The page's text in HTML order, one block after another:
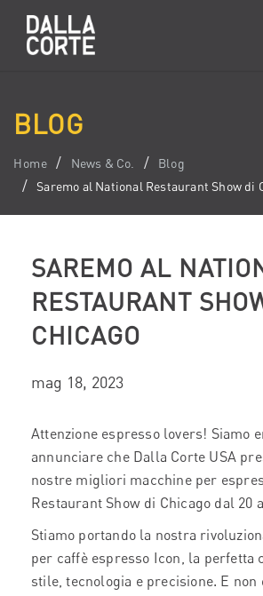
BLOG
Home News & Co.
Blog
Saremo al National Restaurant Show di
SAREMO AL
RESTAURANT
CHICAGO
mag 18, 2023
Attenzione espresso lovers! Siamo
annunciare che Dalla Corte USA
nostre migliori macchine per
Restaurant Show di Chicago dal 20
Stiamo portando la nostra
per caffè espresso Icon, la perfetta
stile, tecnologia e precisione. E non